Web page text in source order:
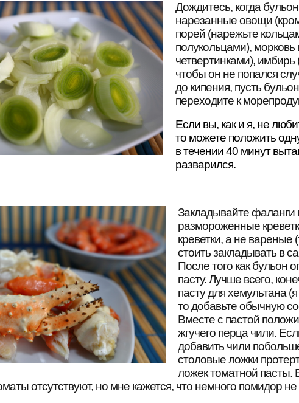
Дождитесь, когда
нарезанные овощи
порей (нарежьте
полукольцами), морковь
четвертинками),
чтобы он не попался
до кипения, пусть
переходите к
Если вы, как и я, не
то можете положить
в течении 40 минут
разварился.
Закладывайте фаланги
размороженные
креветки, а не вареные
стоить закладывать в
После того как бульон
пасту. Лучше всего,
пасту для хемультана
то добавьте обычную
Вместе с пастой
жгучего перца чили.
добавить чили
столовые ложки
ложек томатной пасты.
отсутствуют, но мне кажется, что немного помидор